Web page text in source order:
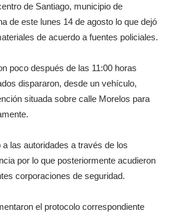
de Santiago, municipio de
de este lunes 14 de agosto lo que dejó
de acuerdo a fuentes policiales.
poco después de las 11:00 horas
dispararon, desde un vehículo,
situada sobre calle Morelos para
las autoridades a través de los
por lo que posteriormente acudieron
corporaciones de seguridad.
el protocolo correspondiente